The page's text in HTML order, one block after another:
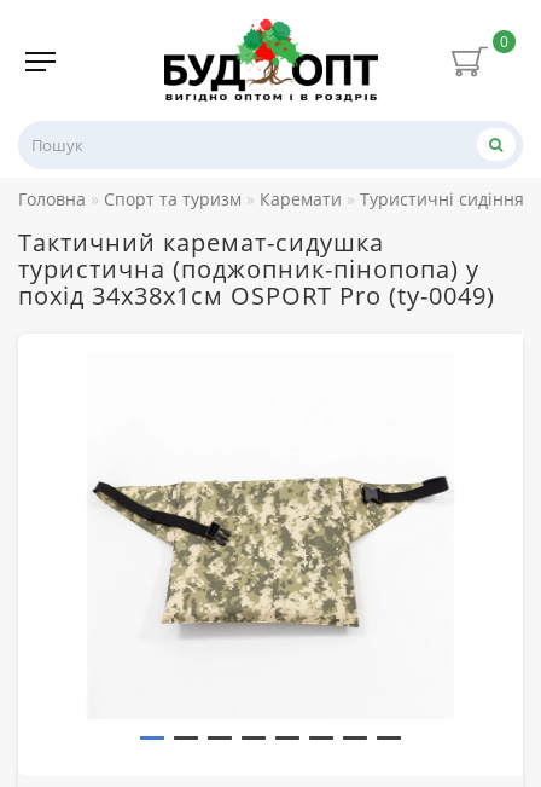
0
Головна Спорт та туризм Каремати Туристичні сидіння
Тактичний каремат-сидушка
туристична (поджопник-пінопопа) у
похід 34х38х1см OSPORT Pro (ty-0049)